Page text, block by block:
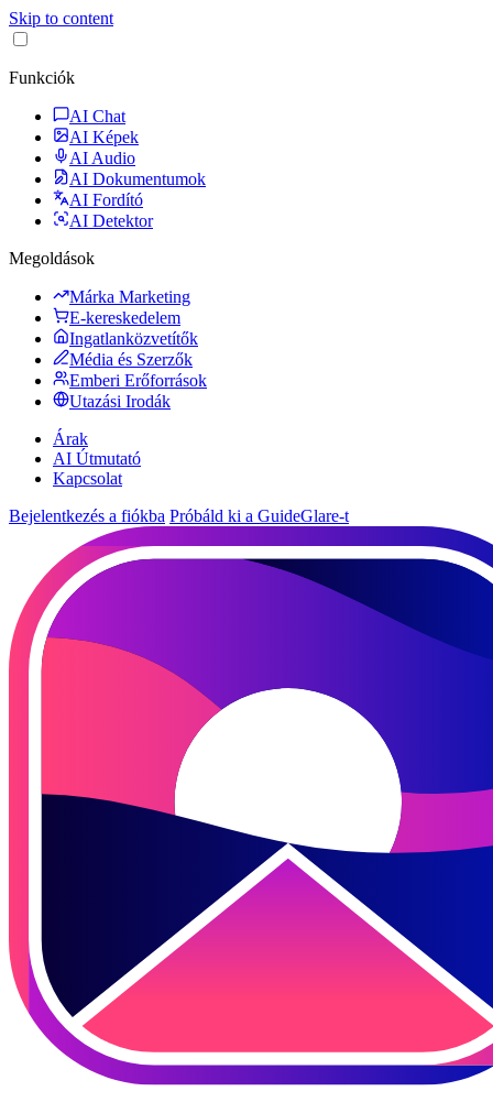
Skip to content
Funkciók
AI Chat
AI Képek
AI Audio
AI Dokumentumok
AI Fordító
AI Detektor
Megoldások
Márka Marketing
E-kereskedelem
Ingatlanközvetítők
Média és Szerzők
Emberi Erőforrások
Utazási Irodák
Árak
AI Útmutató
Kapcsolat
Bejelentkezés a fiókba Próbáld ki a GuideGlare-t